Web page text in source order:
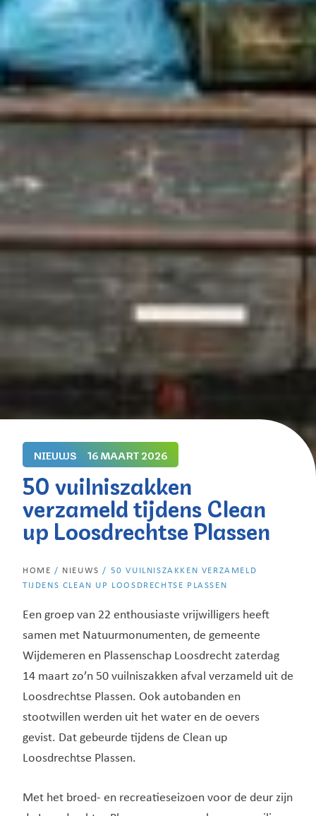
NIEUWS 16 MAART 2026
50 vuilniszakken
verzameld tijdens Clean
up Loosdrechtse Plassen
HOME / NIEUWS / 50 VUILNISZAKKEN VERZAMELD
TIJDENS CLEAN UP LOOSDRECHTSE PLASSEN
Een groep van 22 enthousiaste vrijwilligers heeft
samen met Natuurmonumenten, de gemeente
Wijdemeren en Plassenschap Loosdrecht zaterdag
14 maart zo’n 50 vuilniszakken afval verzameld uit de
Loosdrechtse Plassen. Ook autobanden en
stootwillen werden uit het water en de oevers
gevist. Dat gebeurde tijdens de Clean up
Loosdrechtse Plassen.
Met het broed- en recreatieseizoen voor de deur zijn